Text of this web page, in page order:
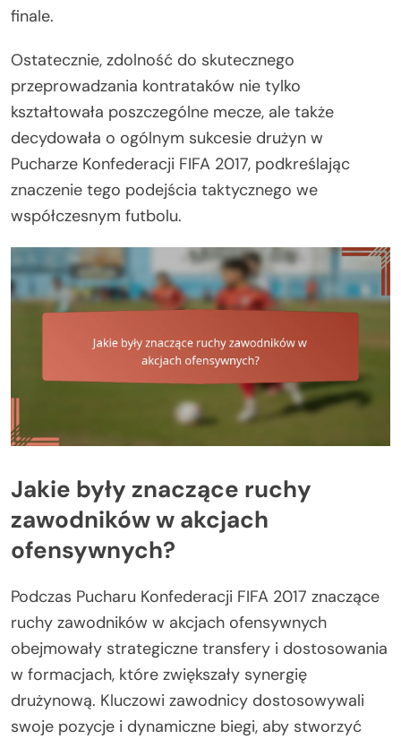
finale.
Ostatecznie, zdolność do skutecznego
przeprowadzania kontrataków nie tylko
kształtowała poszczególne mecze, ale także
decydowała o ogólnym sukcesie drużyn w
Pucharze Konfederacji FIFA 2017, podkreślając
znaczenie tego podejścia taktycznego we
współczesnym futbolu.
Jakie były znaczące ruchy
zawodników w akcjach
ofensywnych?
Podczas Pucharu Konfederacji FIFA 2017 znaczące
ruchy zawodników w akcjach ofensywnych
obejmowały strategiczne transfery i dostosowania
w formacjach, które zwiększały synergię
drużynową. Kluczowi zawodnicy dostosowywali
swoje pozycje i dynamiczne biegi, aby stworzyć